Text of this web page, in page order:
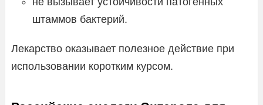
штаммов бактерий.
Лекарство оказывает полезное действие при
использовании коротким курсом.